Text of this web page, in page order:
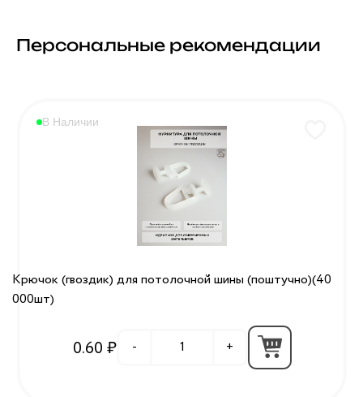
Персональные рекомендации
Крючок (гвоздик) для потолочной шины (поштучно)(40
000шт)
В Наличии
0.60 ₽ - +